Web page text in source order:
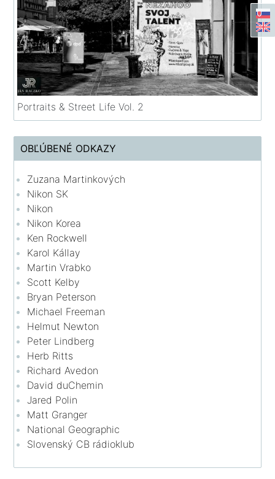
Portraits & Street Life Vol. 2
OBĽÚBENÉ ODKAZY
Zuzana Martinkových
Nikon SK
Nikon
Nikon Korea
Ken Rockwell
Karol Kállay
Martin Vrabko
Scott Kelby
Bryan Peterson
Michael Freeman
Helmut Newton
Peter Lindberg
Herb Ritts
Richard Avedon
David duChemin
Jared Polin
Matt Granger
National Geographic
Slovenský CB rádioklub